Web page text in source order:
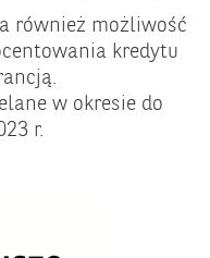
również możliwość
kredytu
w okresie do
r.